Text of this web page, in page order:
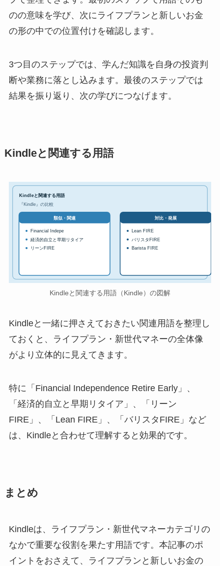
のの意味を学び、次にライフプランと新しいお金
の形の中での位置付けを確認します。
3つ目のステップでは、学んだ知識を自身の投資判
断や業務に落とし込みます。最後のステップでは
結果を振り返り、次の学びにつなげます。
Kindleと関連する用語
Kindleと関連する用語
『Kindle』の比較
類似・関連
Financial Indepe
経済的自立と早期リタイア
リーンFIRE
対比・発展
Lean FIRE
バリスタFIRE
Barista FIRE
Kindleと関連する用語（Kindle）の図解
Kindleと一緒に押さえておきたい関連用語を整理し
ておくと、ライフプラン・新世代マネーの全体像
がより立体的に見えてきます。
特に「Financial Independence Retire Early」、
「経済的自立と早期リタイア」、「リーン
FIRE」、「Lean FIRE」、「バリスタFIRE」など
は、Kindleと合わせて理解すると効果的です。
まとめ
Kindleは、ライフプラン・新世代マネーカテゴリの
なかで重要な役割を果たす用語です。本記事のポ
イントをおさえて、ライフプランと新しいお金の